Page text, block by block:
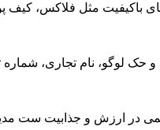
مثل فلاکس، کیف
حک لوگو، نام تجاری،
در ارزش و جذابیت ست